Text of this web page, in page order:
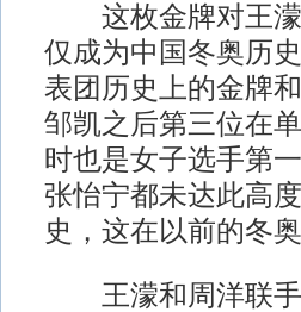
这枚金牌对王濛
仅成为中国冬奥历
表团历史上的金牌
邹凯之后第三位在
时也是女子选手第
张怡宁都未达此高
史，这在以前的冬
王濛和周洋联手